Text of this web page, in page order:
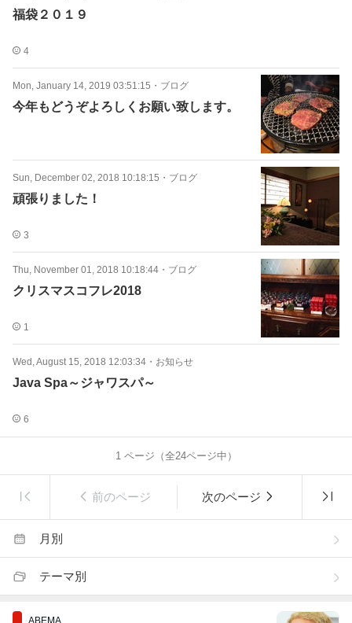
福袋２０１９
4
Mon, January 14, 2019 03:51:15 ・ ブログ
今年もどうぞよろしくお願い致します。
Sun, December 02, 2018 10:18:15 ・ ブログ
頑張りました！
3
Thu, November 01, 2018 10:18:44 ・ ブログ
クリスマスコフレ2018
1
Wed, August 15, 2018 12:03:34 ・ お知らせ
Java Spa～ジャワスパ～
6
1ページ（全24ページ中）
前のページ 次のページ
月別
テーマ別
ABEMA